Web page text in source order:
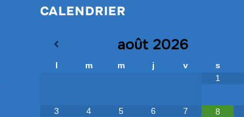
CALENDRIER
août 2026
l m m j v s
1
3 4 5 6 7 8